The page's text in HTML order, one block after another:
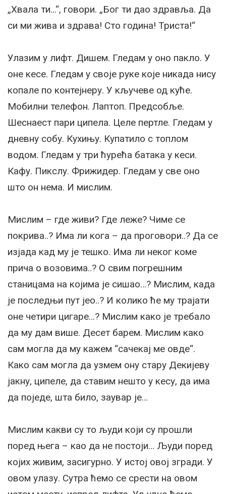
„Хвала ти…“, говори. „Бог ти дао здравља. Да
си ми жива и здрава! Сто година! Триста!“
Улазим у лифт. Дишем. Гледам у оно пакло. У
оне кесе. Гледам у своје руке које никада нису
копале по контејнеру. У кључеве од куће.
Мобилни телефон. Лаптоп. Предсобље.
Шеснаест пари ципела. Целе пертле. Гледам у
дневну собу. Кухињу. Купатило с топлом
водом. Гледам у три ћурећа батака у кеси.
Кафу. Пикслу. Фрижидер. Гледам у све оно
што он нема. И мислим.
Мислим – где живи? Где леже? Чиме се
покрива..? Има ли кога – да проговори..? Да се
изјада кад му је тешко. Има ли неког коме
прича о возовима..? О свим погрешним
станицама на којима је сишао…? Мислим, када
је последњи пут јео..? И колико ће му трајати
оне четири цигаре…? Мислим како је требало
да му дам више. Десет барем. Мислим како
сам могла да му кажем “сачекај ме овде“.
Како сам могла да узмем ону стару Декијеву
јакну, ципеле, да ставим нешто у кесу, да има
да поједе, шта било, заувар је…
Мислим какви су то људи који су прошли
поред њега – као да не постоји… Људи поред
којих живим, засигурно. У истој овој згради. У
овом улазу. Сутра ћемо се срести на овом